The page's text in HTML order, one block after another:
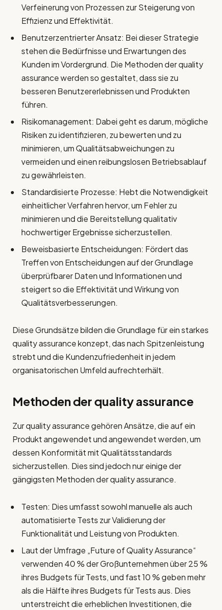
Verfeinerung von Prozessen zur Steigerung von
Effizienz und Effektivität.
Benutzerzentrierter Ansatz: Bei dieser Strategie
stehen die Bedürfnisse und Erwartungen des
Kunden im Vordergrund. Die Methoden der quality
assurance werden so gestaltet, dass sie zu
besseren Benutzererlebnissen und Produkten
führen.
Risikomanagement: Dabei geht es darum, mögliche
Risiken zu identifizieren, zu bewerten und zu
minimieren, um Qualitätsabweichungen zu
vermeiden und einen reibungslosen Betriebsablauf
zu gewährleisten.
Standardisierte Prozesse: Hebt die Notwendigkeit
einheitlicher Verfahren hervor, um Fehler zu
minimieren und die Bereitstellung qualitativ
hochwertiger Ergebnisse sicherzustellen.
Beweisbasierte Entscheidungen: Fördert das
Treffen von Entscheidungen auf der Grundlage
überprüfbarer Daten und Informationen und
steigert so die Effektivität und Wirkung von
Qualitätsverbesserungen.
Diese Grundsätze bilden die Grundlage für ein starkes
quality assurance konzept, das nach Spitzenleistung
strebt und die Kundenzufriedenheit in jedem
organisatorischen Umfeld aufrechterhält.
Methoden der quality assurance
Zur quality assurance gehören Ansätze, die auf ein
Produkt angewendet und angewendet werden, um
dessen Konformität mit Qualitätsstandards
sicherzustellen. Dies sind jedoch nur einige der
gängigsten Methoden der quality assurance.
Testen: Dies umfasst sowohl manuelle als auch
automatisierte Tests zur Validierung der
Funktionalität und Leistung von Produkten.
Laut der Umfrage „Future of Quality Assurance“
verwenden 40 % der Großunternehmen über 25 %
ihres Budgets für Tests, und fast 10 % geben mehr
als die Hälfte ihres Budgets für Tests aus. Dies
unterstreicht die erheblichen Investitionen, die